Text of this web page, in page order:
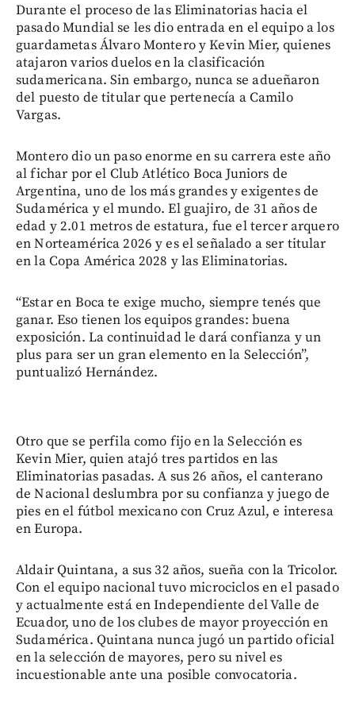
Durante el proceso de las Eliminatorias hacia el
pasado Mundial se les dio entrada en el equipo a los
guardametas Álvaro Montero y Kevin Mier, quienes
atajaron varios duelos en la clasificación
sudamericana. Sin embargo, nunca se adueñaron
del puesto de titular que pertenecía a Camilo
Vargas.
Montero dio un paso enorme en su carrera este año
al fichar por el Club Atlético Boca Juniors de
Argentina, uno de los más grandes y exigentes de
Sudamérica y el mundo. El guajiro, de 31 años de
edad y 2.01 metros de estatura, fue el tercer arquero
en Norteamérica 2026 y es el señalado a ser titular
en la Copa América 2028 y las Eliminatorias.
“Estar en Boca te exige mucho, siempre tenés que
ganar. Eso tienen los equipos grandes: buena
exposición. La continuidad le dará confianza y un
plus para ser un gran elemento en la Selección”,
puntualizó Hernández.
Otro que se perfila como fijo en la Selección es
Kevin Mier, quien atajó tres partidos en las
Eliminatorias pasadas. A sus 26 años, el canterano
de Nacional deslumbra por su confianza y juego de
pies en el fútbol mexicano con Cruz Azul, e interesa
en Europa.
Aldair Quintana, a sus 32 años, sueña con la Tricolor.
Con el equipo nacional tuvo microciclos en el pasado
y actualmente está en Independiente del Valle de
Ecuador, uno de los clubes de mayor proyección en
Sudamérica. Quintana nunca jugó un partido oficial
en la selección de mayores, pero su nivel es
incuestionable ante una posible convocatoria.